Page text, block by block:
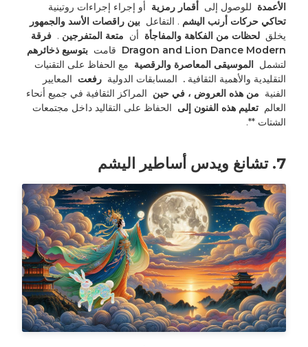
الأعمدة للوصول إلى أقمار رمزية أو إجراء إجراءات روتينية
تحاكي حركات أرنب اليشم . التفاعل بين راقصات الأسد والجمهور
يخلق لحظات من الفكاهة والمفاجأة أن متعة المتفرجين .
Dragon and Lion Dance Modern قامت بتوسيع ذخائرهم
لتشمل الموسيقى المعاصرة والرقصية
التقليدية والأهمية الثقافية . المسابقات الدولية رفعت
الفنية من هذه العروض ، في حين
العالم تعليم هذه الفنون إلى
الشتات **.
7. تشانغ ويدس أساطير اليشم